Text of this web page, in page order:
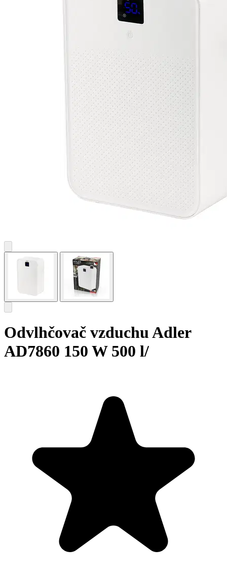
Odvlhčovač vzduchu Adler
AD7860 150 W 500 l/